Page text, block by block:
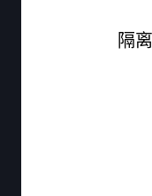
隔